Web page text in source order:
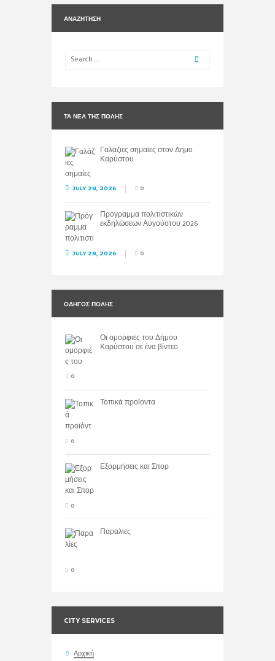
ΑΝΑΖΉΤΗΣΗ
ΤΑ ΝΈΑ ΤΗΣ ΠΌΛΗΣ
Γαλάζιες σημαίες στον Δήμο
Καρύστου
JULY 28, 2026 0
Πρόγραμμα πολιτιστικών
εκδηλώσεων Αυγούστου 2026
JULY 28, 2026 0
ΟΔΗΓΌΣ ΠΌΛΗΣ
Οι ομορφιές του Δήμου
Καρύστου σε ένα βίντεο
0
Τοπικά προϊόντα
0
Εξορμήσεις και Σπορ
0
Παραλίες
0
CITY SERVICES
Αρχική